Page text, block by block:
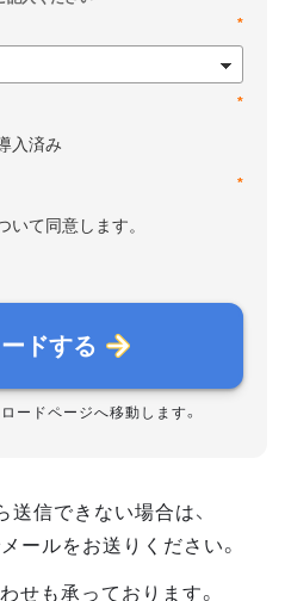
*
*
入済み
*
て同意します。
ドする
ードページへ移動します。
信できない場合は、
ールをお送りください。
せも承っております。